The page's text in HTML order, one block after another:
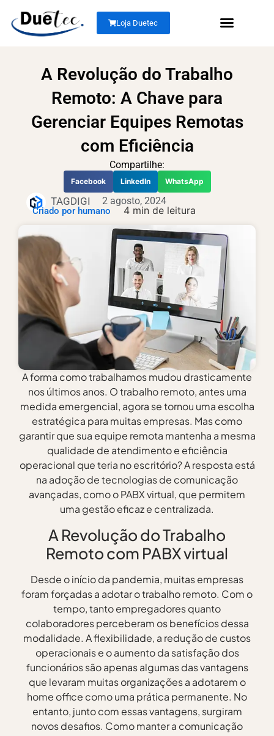
Loja Duetec
A Revolução do Trabalho
Remoto: A Chave para
Gerenciar Equipes Remotas
com Eficiência
Compartilhe:
Facebook LinkedIn WhatsApp
TAGDIGI 2 agosto, 2024
Criado por humano 4 min de leitura
A forma como trabalhamos mudou drasticamente
nos últimos anos. O trabalho remoto, antes uma
medida emergencial, agora se tornou uma escolha
estratégica para muitas empresas. Mas como
garantir que sua equipe remota mantenha a mesma
qualidade de atendimento e eficiência
operacional que teria no escritório? A resposta está
na adoção de tecnologias de comunicação
avançadas, como o PABX virtual, que permitem
uma gestão eficaz e centralizada.
A Revolução do Trabalho
Remoto com PABX virtual
Desde o início da pandemia, muitas empresas
foram forçadas a adotar o trabalho remoto. Com o
tempo, tanto empregadores quanto
colaboradores perceberam os benefícios dessa
modalidade. A flexibilidade, a redução de custos
operacionais e o aumento da satisfação dos
funcionários são apenas algumas das vantagens
que levaram muitas organizações a adotarem o
home office como uma prática permanente. No
entanto, junto com essas vantagens, surgiram
novos desafios. Como manter a comunicação